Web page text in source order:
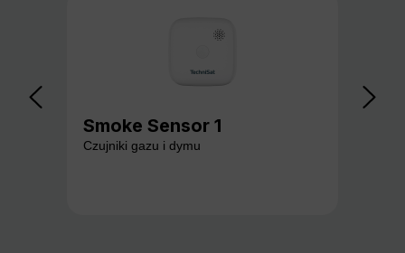
Smoke Sensor 1
Czujniki gazu i dymu